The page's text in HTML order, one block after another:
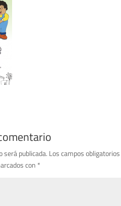
será publicada. Los campos obligatorios
con *